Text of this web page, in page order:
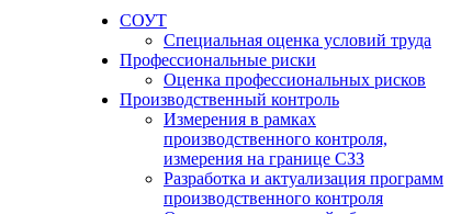
СОУТ
Специальная оценка условий труда
Профессиональные риски
Оценка профессиональных рисков
Производственный контроль
Измерения в рамках
производственного контроля,
измерения на границе СЗЗ
Разработка и актуализация программ
производственного контроля